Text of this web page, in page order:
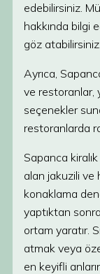
edebilirsiniz.
hakkında bilgi
göz atabilirsiniz.
Ayrıca,
ve restoranlar,
seçenekler
restoranlarda
Sapanca
alan jakuzili ve
konaklama
yaptıktan
ortam yaratır.
atmak veya
en keyifli